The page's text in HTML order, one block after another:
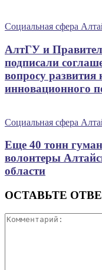
Социальная сфера
АлтГУ и
подписали
вопросу развития
инновационного
Социальная сфера
Еще 40 тонн
волонтеры
области
ОСТАВЬТЕ